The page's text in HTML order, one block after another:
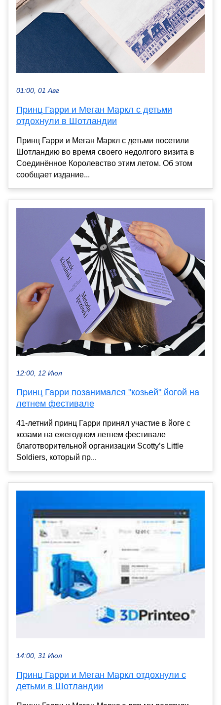
01:00, 01 Авг
Принц Гарри и Меган Маркл с детьми
отдохнули в Шотландии
Принц Гарри и Меган Маркл с детьми посетили
Шотландию во время своего недолгого визита в
Соединённое Королевство этим летом. Об этом
сообщает издание...
12:00, 12 Июл
Принц Гарри позанимался "козьей" йогой на
летнем фестивале
41-летний принц Гарри принял участие в йоге с
козами на ежегодном летнем фестивале
благотворительной организации Scotty’s Little
Soldiers, который пр...
14:00, 31 Июл
Принц Гарри и Меган Маркл отдохнули с
детьми в Шотландии